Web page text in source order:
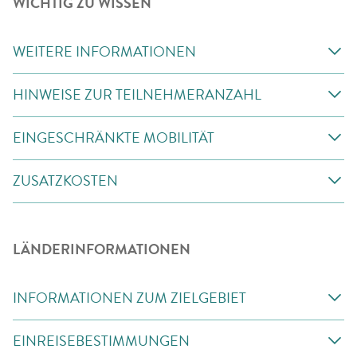
WEITERE INFORMATIONEN
HINWEISE ZUR TEILNEHMERANZAHL
EINGESCHRÄNKTE MOBILITÄT
ZUSATZKOSTEN
LÄNDERINFORMATIONEN
INFORMATIONEN ZUM ZIELGEBIET
EINREISEBESTIMMUNGEN